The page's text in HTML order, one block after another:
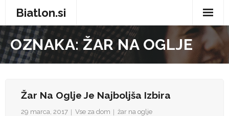
Biatlon.si
Domov
Zdravje in nega
OZNAKA:ŽAR NA OGLJE
Žar Na Oglje Je Najboljša Izbira
29 marca, 2017 Vse za dom žar na oglje